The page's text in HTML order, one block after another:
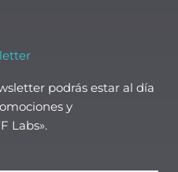
podrás estar al día
y
Labs».